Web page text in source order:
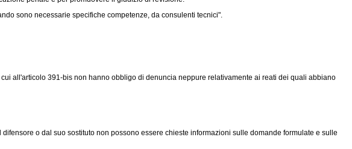
sono necessarie specifiche competenze, da consulenti tecnici".
all'articolo 391-bis non hanno obbligo di denuncia neppure relativamente ai reati dei quali abbiano
o dal suo sostituto non possono essere chieste informazioni sulle domande formulate e sulle